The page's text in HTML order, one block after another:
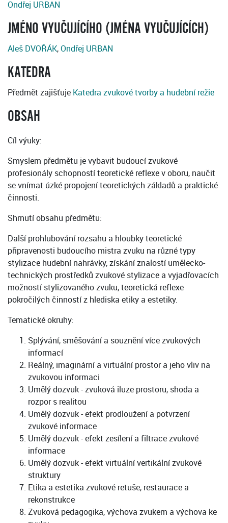
Ondřej URBAN
JMÉNO VYUČUJÍCÍHO (JMÉNA VYUČUJÍCÍCH)
Aleš DVOŘÁK,Ondřej URBAN
KATEDRA
Předmět zajišťuje Katedra zvukové tvorby a hudební režie
OBSAH
Cíl výuky:
Smyslem předmětu je vybavit budoucí zvukové
profesionály schopností teoretické reflexe v oboru, naučit
se vnímat úzké propojení teoretických základů a praktické
činnosti.
Shrnutí obsahu předmětu:
Další prohlubování rozsahu a hloubky teoretické
připravenosti budoucího mistra zvuku na různé typy
stylizace hudební nahrávky, získání znalostí umělecko-
technických prostředků zvukové stylizace a vyjadřovacích
možností stylizovaného zvuku, teoretická reflexe
pokročilých činností z hlediska etiky a estetiky.
Tematické okruhy:
Splývání, směšování a souznění více zvukových
informací
Reálný, imaginární a virtuální prostor a jeho vliv na
zvukovou informaci
Umělý dozvuk - zvuková iluze prostoru, shoda a
rozpor s realitou
Umělý dozvuk - efekt prodloužení a potvrzení
zvukové informace
Umělý dozvuk - efekt zesílení a filtrace zvukové
informace
Umělý dozvuk - efekt virtuální vertikální zvukové
struktury
Etika a estetika zvukové retuše, restaurace a
rekonstrukce
Zvuková pedagogika, výchova zvukem a výchova ke